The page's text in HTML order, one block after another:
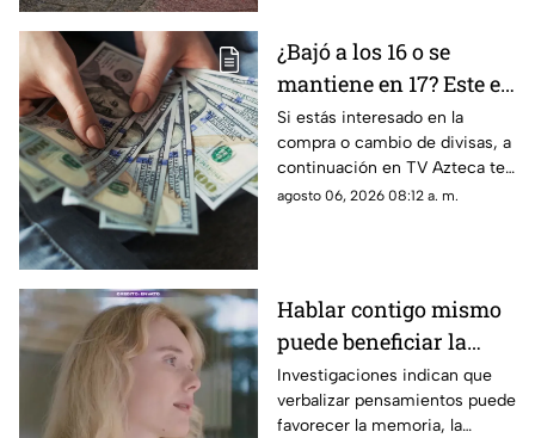
¿Bajó a los 16 o se
mantiene en 17? Este es
el precio del dólar en
Aguascalientes hoy 6
de agosto de 2026
Si estás interesado en la
compra o cambio de divisas, a
continuación en TV Azteca te
informamos cuál es el precio
agosto 06, 2026 08:12 a. m.
Hablar contigo mismo
puede beneficiar la
concentración y la
memoria
Investigaciones indican que
verbalizar pensamientos puede
favorecer la memoria, la